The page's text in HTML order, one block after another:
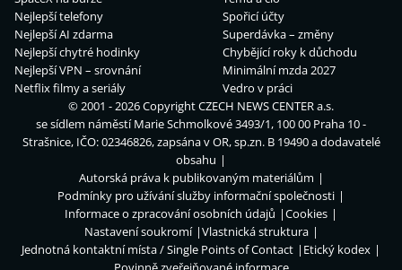
Nejlepší telefony
Nejlepší AI zdarma
Nejlepší chytré hodinky
Nejlepší VPN – srovnání
Netflix filmy a seriály
Spořicí účty
Superdávka – změny
Chybějící roky k důchodu
Minimální mzda 2027
Vedro v práci
© 2001 - 2026 CopyrightCZECH NEWS CENTER a.s.
se sídlem náměstí Marie Schmolkové 3493/1, 100 00 Praha 10 -
Strašnice, IČO: 02346826, zapsána v OR, sp.zn. B 19490 a dodavatelé
obsahu
Autorská práva k publikovaným materiálům
Podmínky pro užívání služby informační společnosti
Informace o zpracování osobních údajů
Cookies
Nastavení soukromí
Vlastnická struktura
Jednotná kontaktní místa / Single Points of Contact
Etický kodex